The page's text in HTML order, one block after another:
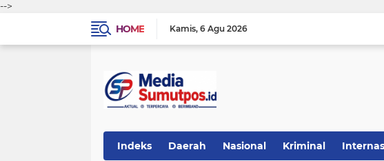
-->
HOME
Kamis 6 Agu 2026
Indeks Daerah Nasional Kriminal